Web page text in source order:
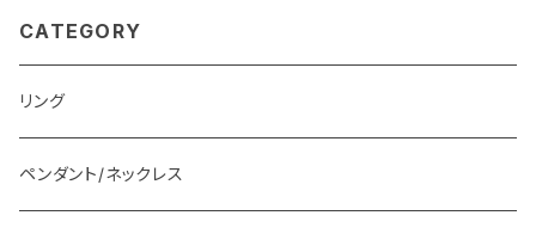
CATEGORY
リング
ペンダント/ネックレス